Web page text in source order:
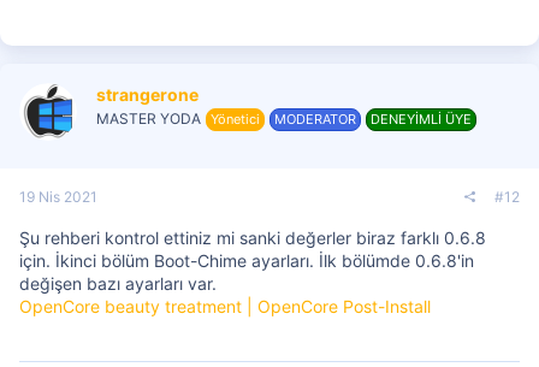
strangerone
MASTER YODA Yönetici MODERATOR DENEYİMLİ ÜYE
19 Nis 2021 #12
Şu rehberi kontrol ettiniz mi sanki değerler biraz farklı 0.6.8
için. İkinci bölüm Boot-Chime ayarları. İlk bölümde 0.6.8'in
değişen bazı ayarları var.
OpenCore beauty treatment | OpenCore Post-Install